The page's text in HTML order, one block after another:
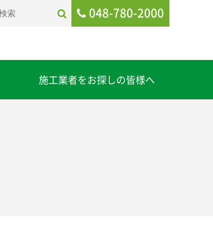
048-780-2000
施工業者をお探しの皆様へ